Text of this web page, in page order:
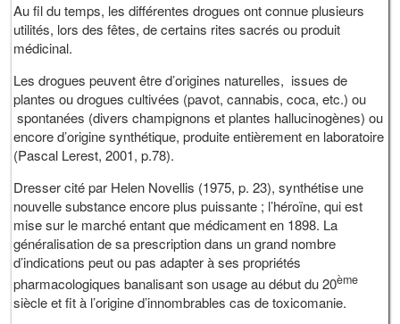
Au fil du temps, les différentes drogues ont connue plusieurs
utilités, lors des fêtes, de certains rites sacrés ou produit
médicinal.
Les drogues peuvent être d’origines naturelles, issues de
plantes ou drogues cultivées (pavot, cannabis, coca, etc.) ou
spontanées (divers champignons et plantes hallucinogènes) ou
encore d’origine synthétique, produite entièrement en laboratoire
(Pascal Lerest, 2001, p.78).
Dresser cité par Helen Novellis (1975, p. 23), synthétise une
nouvelle substance encore plus puissante ; l’héroïne, qui est
mise sur le marché entant que médicament en 1898. La
généralisation de sa prescription dans un grand nombre
d’indications peut ou pas adapter à ses propriétés
pharmacologiques banalisant son usage au début du 20ème
siècle et fit à l’origine d’innombrables cas de toxicomanie.